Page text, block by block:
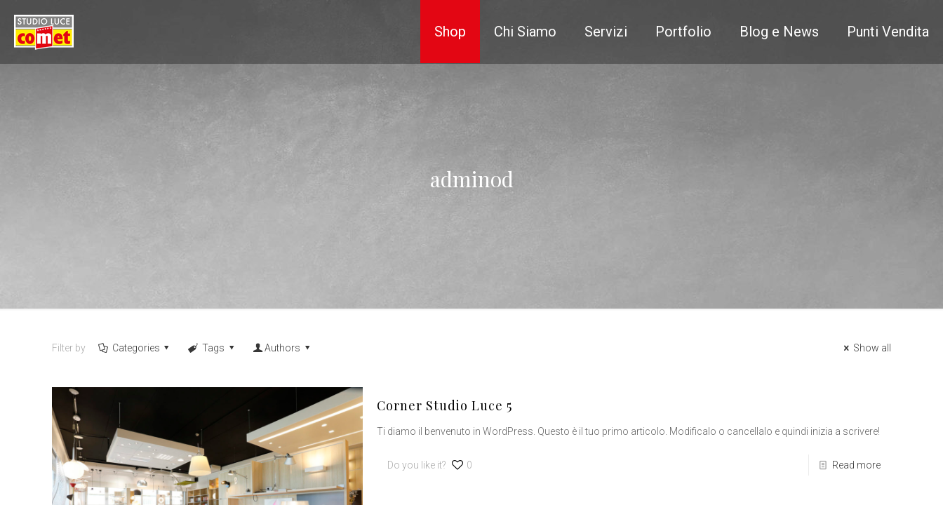
Shop Chi Siamo Servizi Portfolio Blog e News Punti Vendita
adminod
Filter by Categories Tags Authors Show all
Corner Studio Luce 5
Ti diamo il benvenuto in WordPress. Questo è il tuo primo articolo. Modificalo o cancellalo e quindi inizia a scrivere!
Do you like it? 0 Read more